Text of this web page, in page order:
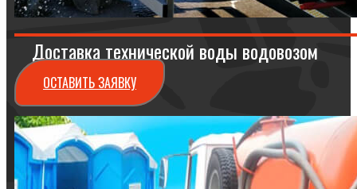
Доставка технической воды водовозом
ОСТАВИТЬ ЗАЯВКУ